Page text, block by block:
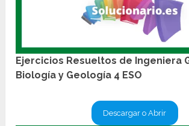
Ejercicios Resueltos de Ingeniera
Biología y Geología 4 ESO
Descargar o Abrir